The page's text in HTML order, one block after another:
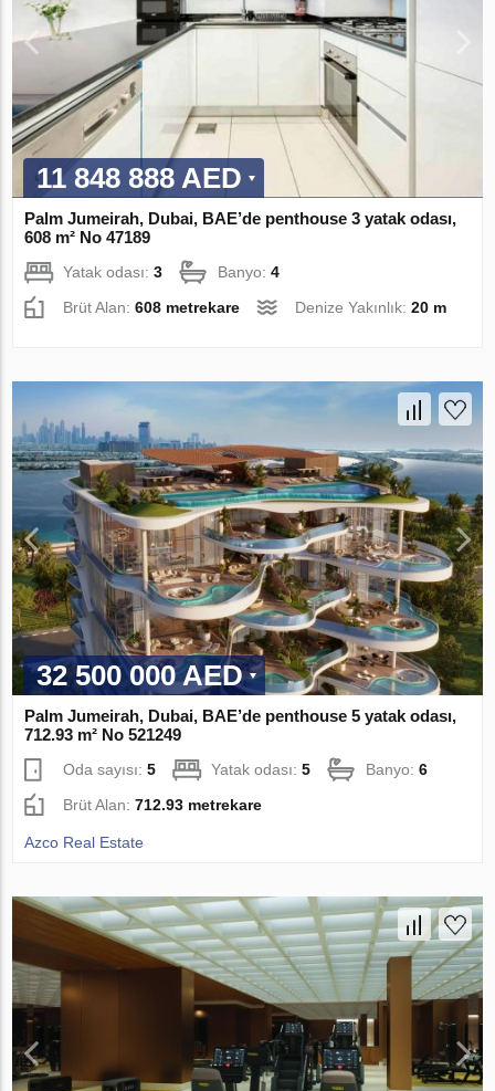
11 848 888 AED
Palm Jumeirah, Dubai, BAE’de penthouse 3 yatak odası,
608 m² No 47189
Yatak odası:3 Banyo:4
Brüt Alan:608 metrekare Denize Yakınlık:20 m
32 500 000 AED
Palm Jumeirah, Dubai, BAE’de penthouse 5 yatak odası,
712.93 m² No 521249
Oda sayısı:5 Yatak odası:5 Banyo:6
Brüt Alan:712.93 metrekare
Azco Real Estate